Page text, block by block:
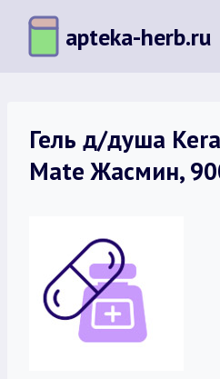
Перейти
содержимому
apteka-herb.ru
Гель д/душа
Mate Жасмин,